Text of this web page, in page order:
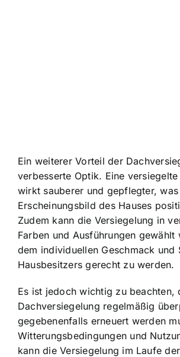
Ein weiterer Vorteil der
verbesserte Optik. Eine
wirkt sauberer und gepflegter,
Erscheinungsbild des Hauses
Zudem kann die Versiegelung in
Farben und Ausführungen gewählt
dem individuellen Geschmack und
Hausbesitzers gerecht zu werden.
Es ist jedoch wichtig zu beachten,
Dachversiegelung regelmäßig
gegebenenfalls erneuert werden
Witterungsbedingungen und
kann die Versiegelung im Laufe